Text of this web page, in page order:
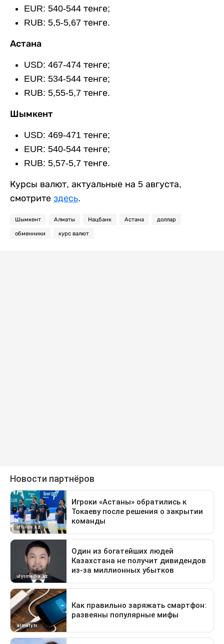
EUR: 540-544 тенге;
RUB: 5,5-5,67 тенге.
Астана
USD: 467-474 тенге;
EUR: 534-544 тенге;
RUB: 5,55-5,7 тенге.
Шымкент
USD: 469-471 тенге;
EUR: 540-544 тенге;
RUB: 5,57-5,7 тенге.
Курсы валют, актуальные на 5 августа,
смотрите здесь.
Шымкент Алматы Нацбанк Астана доллар
обменники курс валют